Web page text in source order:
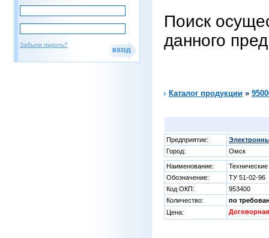
Забыли пароль?
Поиск
данного
Каталог продукции »
Предприятие:
Город:
Омск
Наименование:
Обозначение:
ТУ 51-02-96
Код ОКП:
953400
Количество:
по
Цена:
Договорная